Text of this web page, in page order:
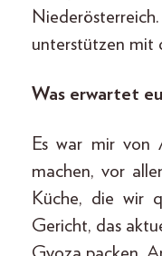
unterstützen mit
Was erwartet
Es war mir von
machen, vor
Küche, die wir
Gericht, das